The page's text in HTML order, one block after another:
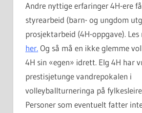
Andre nyttige erfaringer 4H-ere
styrearbeid (barn- og ungdom
prosjektarbeid (4H-oppgave). Les
her.Og så må en ikke glemme
4H sin «egen» idrett. Elg 4H har
prestisjetunge vandrepokalen i
volleyballturneringa på
Personer som eventuelt fatter